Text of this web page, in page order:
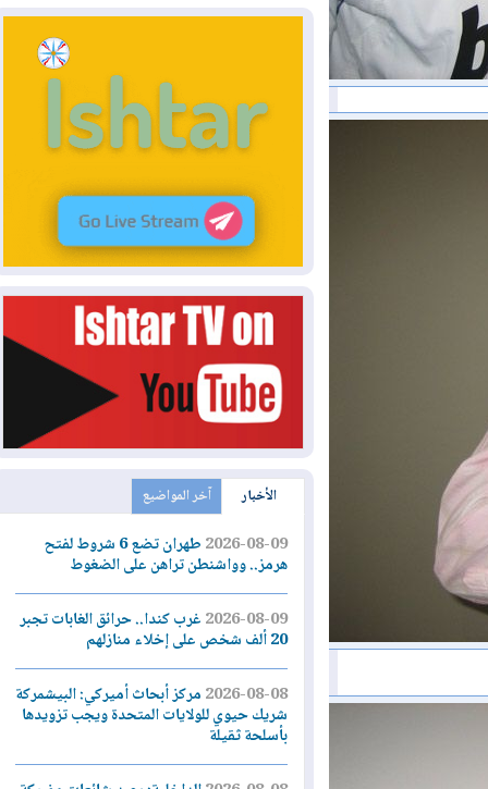
الأخبار آخر المواضيع
2026-08-09 طهران تضع 6 شروط لفتح
هرمز.. وواشنطن تراهن على الضغوط
2026-08-09غرب كندا.. حرائق الغابات تجبر
2026-08-08مركز أبحاث أميركي: البيشمركة
شريك حيوي للولايات المتحدة ويجب تزويدها
بأسلحة ثقيلة